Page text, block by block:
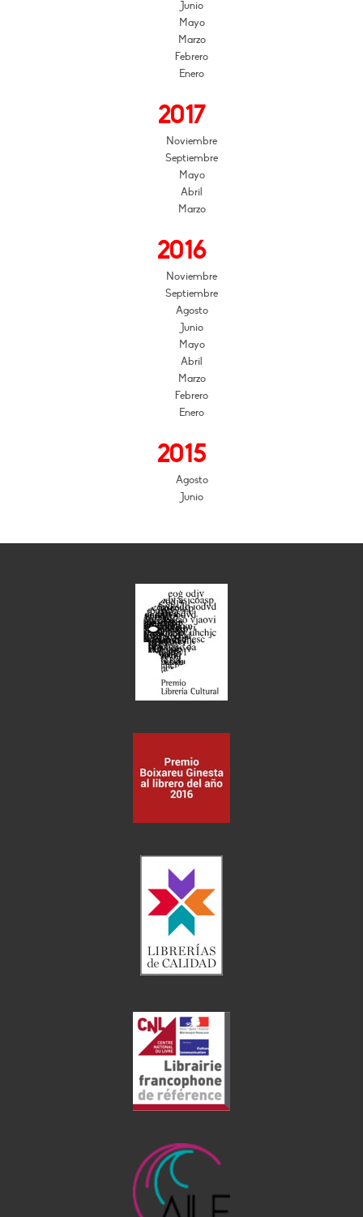
Junio
Mayo
Marzo
Febrero
Enero
2017
Noviembre
Septiembre
Mayo
Abril
Marzo
2016
Noviembre
Septiembre
Agosto
Junio
Mayo
Abril
Marzo
Febrero
Enero
2015
Agosto
Junio